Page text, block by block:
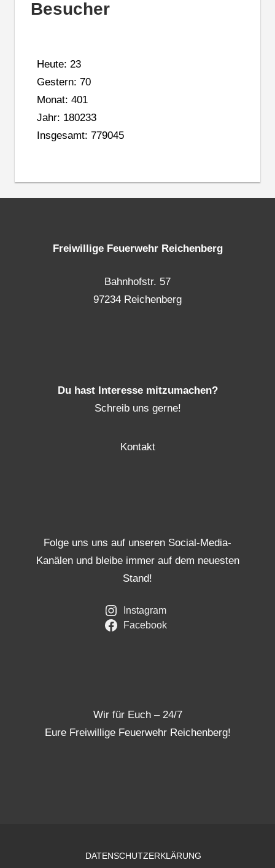
Besucher
Heute: 23
Gestern: 70
Monat: 401
Jahr: 180233
Insgesamt: 779045
Freiwillige Feuerwehr Reichenberg
Bahnhofstr. 57
97234 Reichenberg
Du hast Interesse mitzumachen?
Schreib uns gerne!
Kontakt
Folge uns uns auf unseren Social-Media-
Kanälen und bleibe immer auf dem neuesten
Stand!
Instagram
Facebook
Wir für Euch – 24/7
Eure Freiwillige Feuerwehr Reichenberg!
DATENSCHUTZERKLÄRUNG